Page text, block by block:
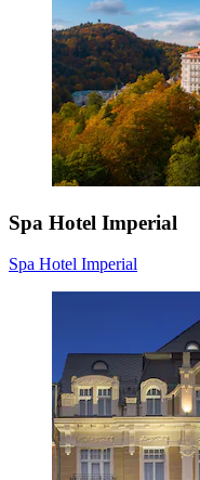
Spa Hotel Imperial
Spa Hotel Imperial